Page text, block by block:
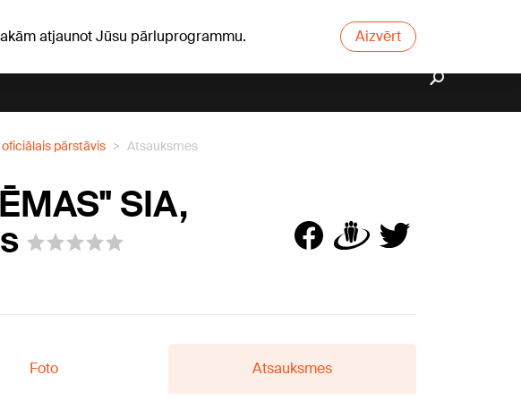
atjaunot Jūsu pārluprogrammu. Aizvērt
oficiālais pārstāvis Atsauksmes
SIA,
Foto Atsauksmes